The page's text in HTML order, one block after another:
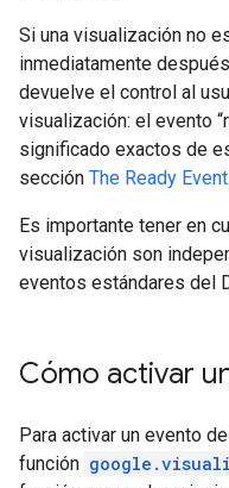
Si una visualización no
inmediatamente
devuelve el control al
visualización: el evento
significado exactos de
sección The Ready Event.
Es importante tener en
visualización son
eventos estándares del
Cómo activar
Para activar un evento
función